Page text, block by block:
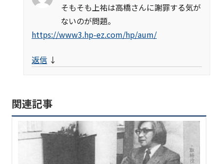
そもそも上祐は高橋さんに謝罪する気が
ないのが問題。
https://www3.hp-ez.com/hp/aum/
返信 ↓
関連記事